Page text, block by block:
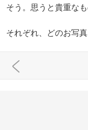
そう。思うと貴重な
それぞれ、どのお写